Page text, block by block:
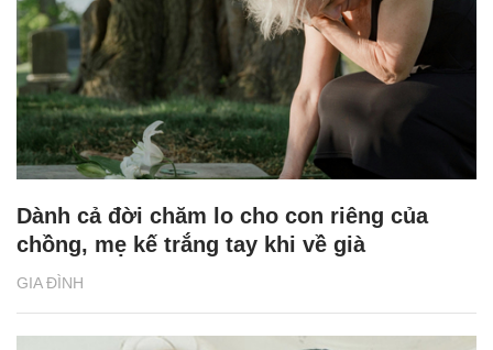
GIA ĐÌNH
Dành cả đời chăm lo cho con riêng của
chồng, mẹ kế trắng tay khi về già